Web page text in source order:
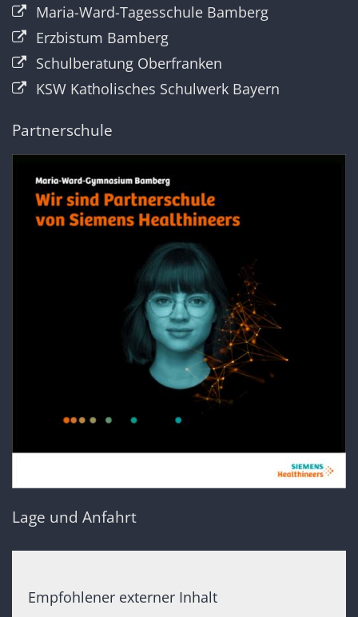
Maria-Ward-Tagesschule Bamberg
Erzbistum Bamberg
Schulberatung Oberfranken
KSW Katholisches Schulwerk Bayern
Partnerschule
Lage und Anfahrt
Empfohlener externer Inhalt